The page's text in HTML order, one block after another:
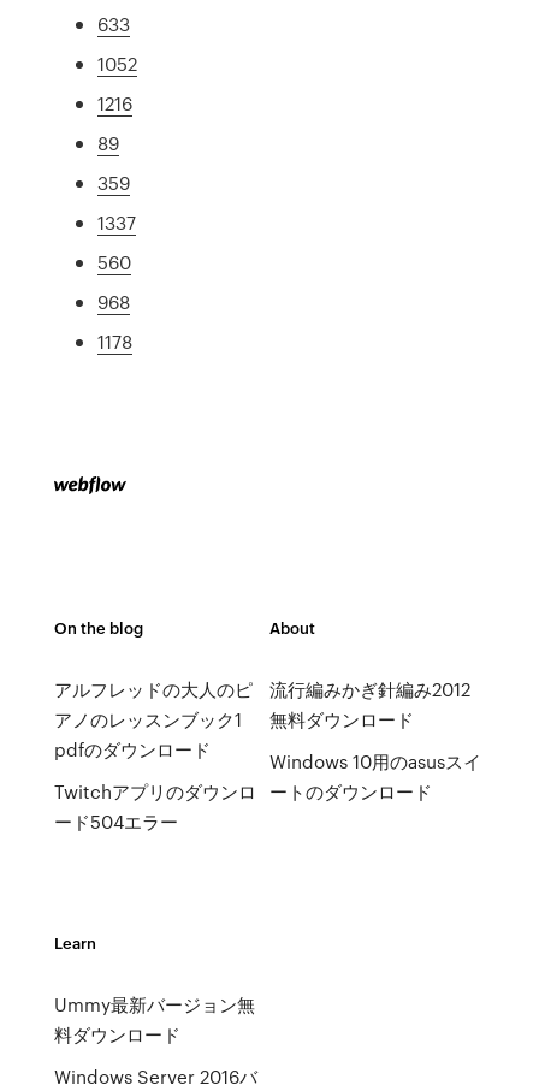
633
1052
1216
89
359
1337
560
968
1178
On the blog
アルフレッドの大人のピ
アノのレッスンブック1
pdfのダウンロード
Twitchアプリのダウンロ
ード504エラー
About
流行編みかぎ針編み2012
無料ダウンロード
Windows 10用のasusスイ
ートのダウンロード
Learn
Ummy最新バージョン無
料ダウンロード
Windows Server 2016バ